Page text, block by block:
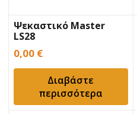
Ψεκαστικό Master
LS28
0,00 €
Διαβάστε
περισσότερα